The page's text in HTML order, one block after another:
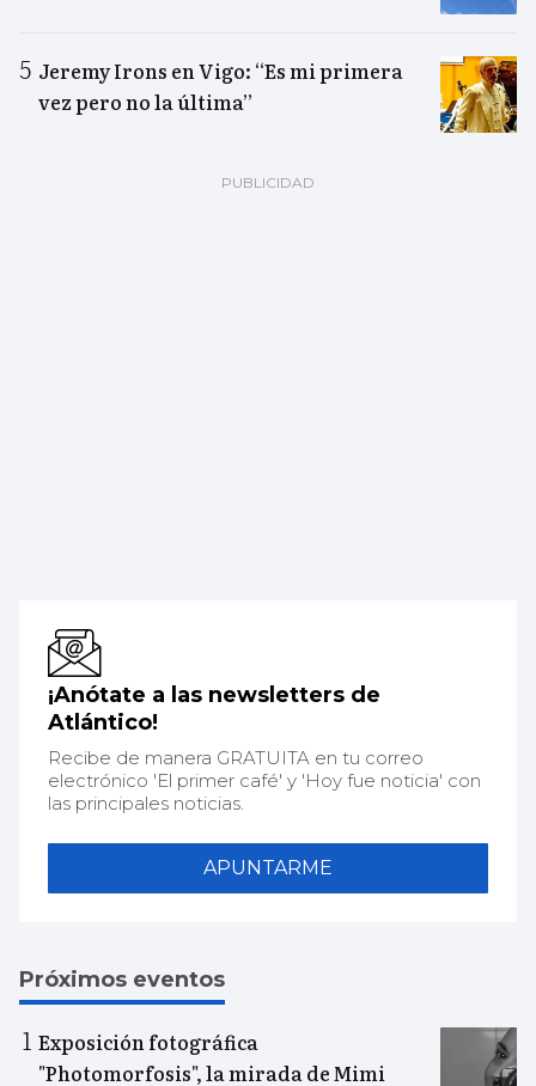
Jeremy Irons en Vigo: “Es mi primera
vez pero no la última”
¡Anótate a las newsletters de
Atlántico!
Recibe de manera GRATUITA en tu correo
electrónico 'El primer café' y 'Hoy fue noticia' con
las principales noticias.
APUNTARME
Próximos eventos
Exposición fotográfica
"Photomorfosis", la mirada de Mimi